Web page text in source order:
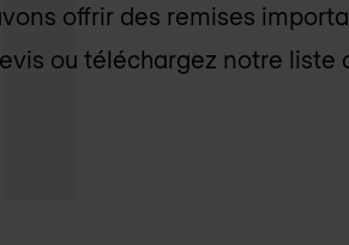
offrir des remises
ou téléchargez notre liste